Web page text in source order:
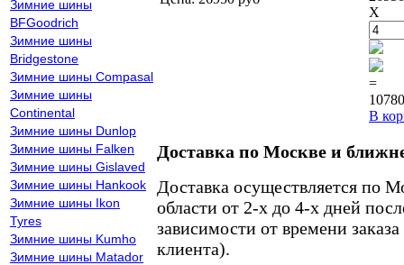
Зимние шины
BFGoodrich
Зимние шины
Bridgestone
Зимние шины Compasal
Зимние шины
Continental
Зимние шины Dunlop
Зимние шины Falken
Зимние шины Gislaved
Зимние шины Hankook
Зимние шины Ikon
Tyres
Зимние шины Kumho
Зимние шины Matador
X
=
В
Доставка по Москве и
Доставка осуществляется по
области от 2-х до 4-х дней
зависимости от времени
клиента).